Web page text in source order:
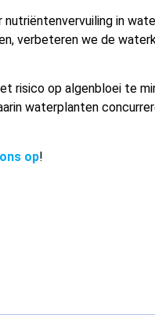
in
verbeteren we de
risico op algenbloei te
waterplanten
op!